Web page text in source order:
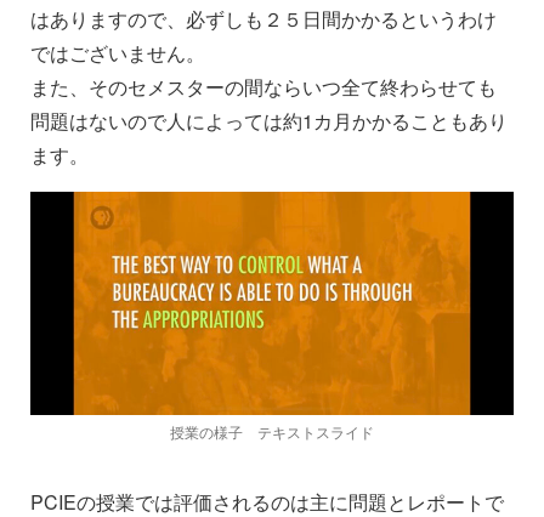
はありますので、必ずしも２５日間かかるというわけ
ではございません。
また、そのセメスターの間ならいつ全て終わらせても
問題はないので人によっては約1カ月かかることもあり
ます。
授業の様子 テキストスライド
PCIEの授業では評価されるのは主に問題とレポートで